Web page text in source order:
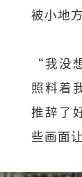
被小地
“我没
照料着
推辞了
些画面